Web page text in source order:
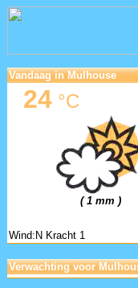
Vandaag in Mulhouse
24 °C
( 1 mm )
Wind:N Kracht 1
Verwachting voor